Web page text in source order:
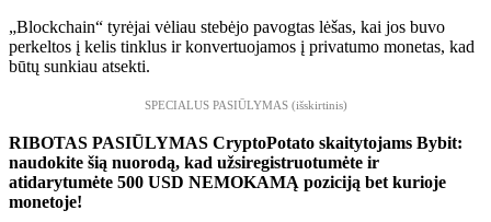
„Blockchain“ tyrėjai vėliau stebėjo pavogtas lėšas, kai jos buvo
perkeltos į kelis tinklus ir konvertuojamos į privatumo monetas, kad
būtų sunkiau atsekti.
SPECIALUS PASIŪLYMAS (išskirtinis)
RIBOTAS PASIŪLYMAS CryptoPotato skaitytojams Bybit:
naudokite šią nuorodą, kad užsiregistruotumėte ir
atidarytumėte 500 USD NEMOKAMĄ poziciją bet kurioje
monetoje!